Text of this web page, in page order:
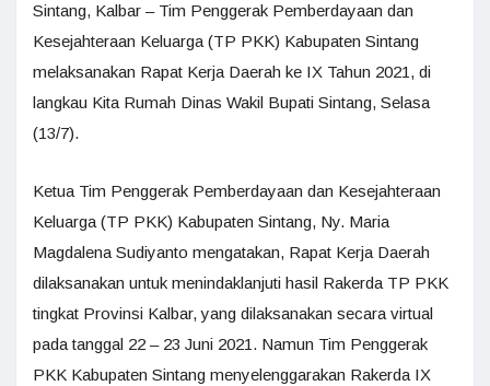
Sintang, Kalbar – Tim Penggerak Pemberdayaan dan
Kesejahteraan Keluarga (TP PKK) Kabupaten Sintang
melaksanakan Rapat Kerja Daerah ke IX Tahun 2021, di
langkau Kita Rumah Dinas Wakil Bupati Sintang, Selasa
(13/7).
Ketua Tim Penggerak Pemberdayaan dan Kesejahteraan
Keluarga (TP PKK) Kabupaten Sintang, Ny. Maria
Magdalena Sudiyanto mengatakan, Rapat Kerja Daerah
dilaksanakan untuk menindaklanjuti hasil Rakerda TP PKK
tingkat Provinsi Kalbar, yang dilaksanakan secara virtual
pada tanggal 22 – 23 Juni 2021. Namun Tim Penggerak
PKK Kabupaten Sintang menyelenggarakan Rakerda IX